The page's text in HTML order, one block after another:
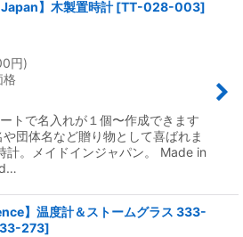
Japan】木製置時計 [TT-028-003]
円)
格
トで名入れが１個〜作成できます
団体名など贈り物として喜ばれま
計。メイドインジャパン。 Made in
】温度計＆ストームグラス 333-
273]